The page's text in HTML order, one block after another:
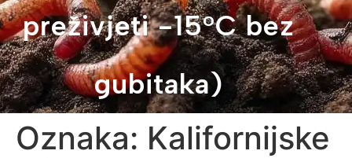
preživjeti -15°C bez
gubitaka)
Oznaka: Kalifornijske